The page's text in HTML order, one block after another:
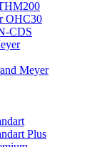
OHC30
CDS
Meyer
Plus